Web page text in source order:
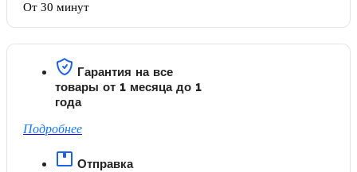
От 30 минут
Гарантия на все
товары от 1 месяца до 1
года
Подробнее
Отправка